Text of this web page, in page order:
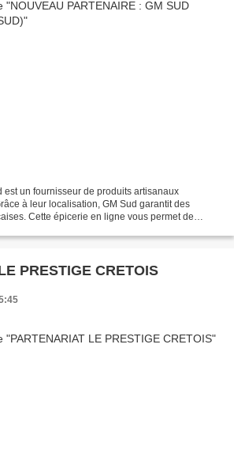
est un fournisseur de produits artisanaux
à leur localisation, GM Sud garantit des
Cette épicerie en ligne vous permet de
PRESTIGE CRETOIS